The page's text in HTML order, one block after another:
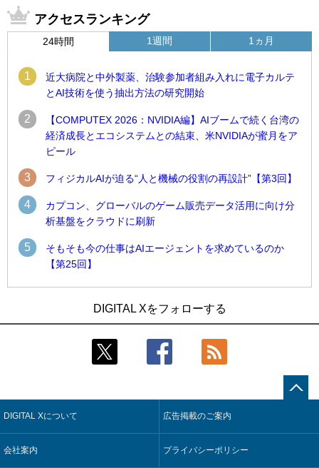
アクセスランキング
24時間
1
近大病院と中外製薬、治験参加者組み入れに電子カルテ
とAI技術を使う抽出方法の研究開始
2
【COMPUTEX 2026：NVIDIA編】AIブームで続く台湾の
経済成長とエコシステムとの結束、米NVIDIAが蜜月をア
ピール
3 フィジカルAIが迫る“人と機械の役割の再設計”【第3回】
4
カプコン、グローバルのゲーム販売データ活用に向け分
析基盤をクラウドに刷新
5
そもそも今の仕事はAIエージェントを求めているのか
【第25回】
1週間
技術を使う抽出方法の研究開始
Umios、消費者起点の販売計画策定に向けたAIシステムを本格
【COMPUTEX 2026：Arm編】チップ自社製造で鍵を握る台
湾サプライチェーン、英Armが連携を強調
コスモ石油、製油所の設備点検への四足歩行ロボット利用を
1ヵ月
合基盤を本格稼働
鹿島建設、鋼管柱へのコンクリート充填時の異常を検出する
AIを遠隔監視システムに実装
近大病院と中外製薬、治験参加者組み入れに電子カルテとAI
技術を使う抽出方法の研究開始
そもそも今の仕事はAIエージェントを求めているのか【第25
DIGITAL Xをフォローする
DIGITAL Xについて 広告掲載のご案内
会社案内 プライバシーポリシー